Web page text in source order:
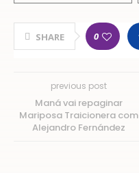
SHARE 0
previous post
Maná vai repaginar
Mariposa Traicionera com
Alejandro Fernández